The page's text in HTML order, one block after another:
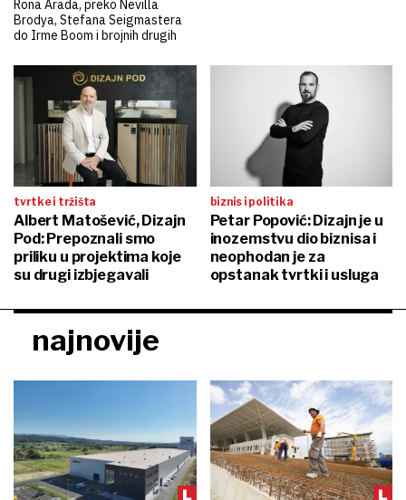
Rona Arada, preko Nevilla
Brodya, Stefana Seigmastera
do Irme Boom i brojnih drugih
tvrtke i tržišta
Albert Matošević, Dizajn
Pod: Prepoznali smo
priliku u projektima koje
su drugi izbjegavali
biznis i politika
Petar Popović: Dizajn je u
inozemstvu dio biznisa i
neophodan je za
opstanak tvrtki i usluga
najnovije